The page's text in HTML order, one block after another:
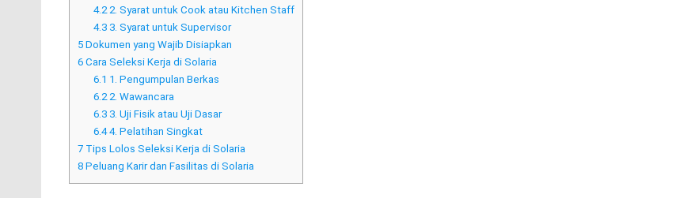
4.22. Syarat untuk Cook atau Kitchen Staff
4.33. Syarat untuk Supervisor
5Dokumen yang Wajib Disiapkan
6Cara Seleksi Kerja di Solaria
6.1 1. Pengumpulan Berkas
6.22. Wawancara
6.33. Uji Fisik atau Uji Dasar
6.44. Pelatihan Singkat
7Tips Lolos Seleksi Kerja di Solaria
8Peluang Karir dan Fasilitas di Solaria